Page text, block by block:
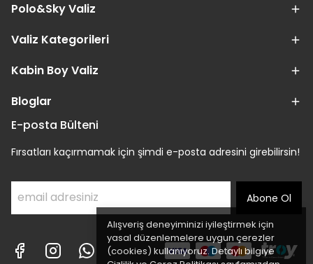
Alışveriş deneyiminizi iyileştirmek için
yasal düzenlemelere uygun çerezler
(cookies) kullanıyoruz. Detaylı bilgiye
Polo&Sky Valiz
Valiz Kategorileri
Kabin Boy Valiz
Bloglar
E-posta Bülteni
Fırsatları kaçırmamak için şimdi e-posta adresini girebilirsin!
Abone Ol